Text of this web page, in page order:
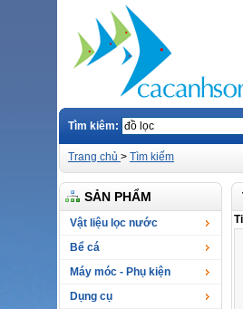
Tìm kiêm:
Trang chủ > Tìm kiếm
SẢN PHẨM
Vật liệu lọc nước
Bể cá
Máy móc - Phụ kiện
Dụng cụ